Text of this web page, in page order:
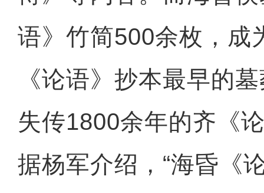
语》竹简500余枚，成
《论语》抄本最早的
失传1800余年的齐《
据杨军介绍，“海昏《